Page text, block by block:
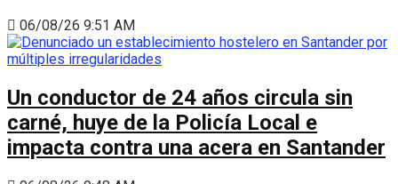
06/08/26 9:51 AM
Un conductor de 24 años circula sin
carné, huye de la Policía Local e
impacta contra una acera en Santander